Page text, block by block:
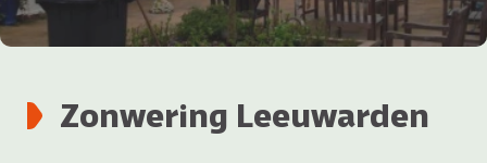
Zonwering Leeuwarden